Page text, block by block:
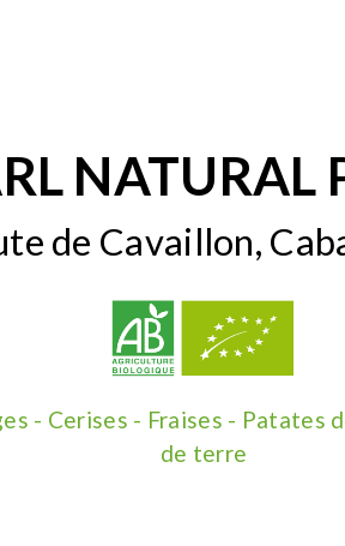
NATURAL
de Cavaillon,
- Cerises - Fraises - Patates
de terre